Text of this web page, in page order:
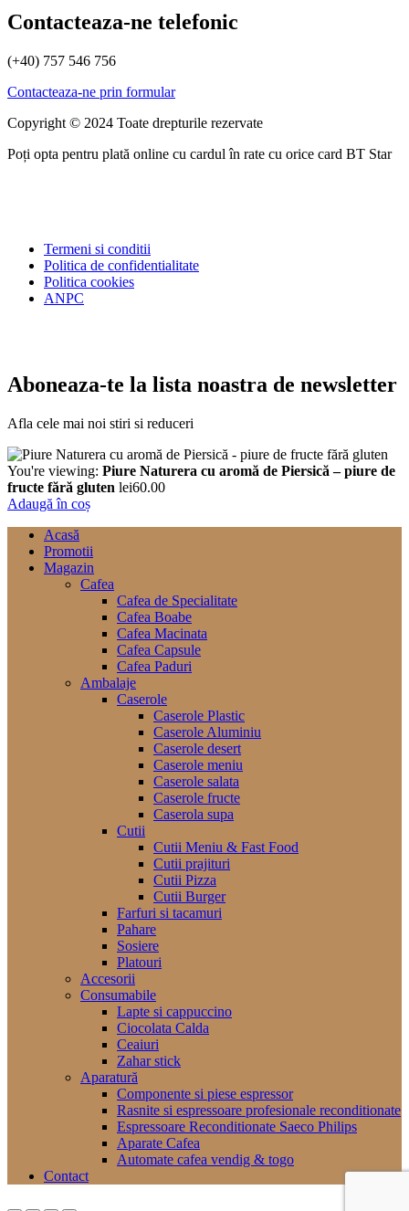
Contacteaza-ne telefonic
(+40) 757 546 756
Contacteaza-ne prin formular
Copyright © 2024 Toate drepturile rezervate
Poți opta pentru plată online cu cardul în rate cu orice card BT Star
Termeni si conditii
Politica de confidentialitate
Politica cookies
ANPC
Aboneaza-te la lista noastra de newsletter
Afla cele mai noi stiri si reduceri
You're viewing: Piure Naturera cu aromă de Piersică – piure de
fructe fără gluten lei60.00
Adaugă în coș
Acasă
Promotii
Magazin
Cafea
Cafea de Specialitate
Cafea Boabe
Cafea Macinata
Cafea Capsule
Cafea Paduri
Ambalaje
Caserole
Caserole Plastic
Caserole Aluminiu
Caserole desert
Caserole meniu
Caserole salata
Caserole fructe
Caserola supa
Cutii
Cutii Meniu & Fast Food
Cutii prajituri
Cutii Pizza
Cutii Burger
Farfuri si tacamuri
Pahare
Sosiere
Platouri
Accesorii
Consumabile
Lapte si cappuccino
Ciocolata Calda
Ceaiuri
Zahar stick
Aparatură
Componente si piese espressor
Rasnite si espressoare profesionale reconditionate
Espressoare Reconditionate Saeco Philips
Aparate Cafea
Automate cafea vendig & togo
Contact